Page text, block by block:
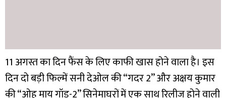
11 अगस्त का दिन फैंस के लिए काफी खास होने वाला है। इस
दिन दो बड़ी फिल्में सनी देओल की “गदर 2” और अक्षय कुमार